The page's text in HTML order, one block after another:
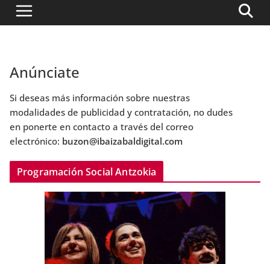
Anúnciate
Si deseas más información sobre nuestras
modalidades de publicidad y contratación, no dudes
en ponerte en contacto a través del correo
electrónico: buzon@ibaizabaldigital.com
Programación Social Antzokia